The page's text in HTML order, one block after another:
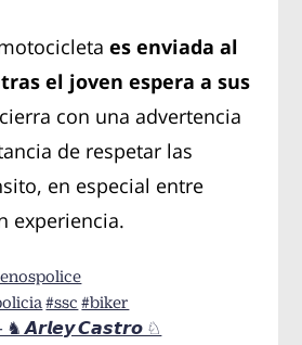
es enviada al
el joven espera a sus
con una advertencia
de respetar las
en especial entre
experiencia.
#ssc #biker
♞ 𝘼𝙧𝙡𝙚𝙮 𝘾𝙖𝙨𝙩𝙧𝙤 ♘